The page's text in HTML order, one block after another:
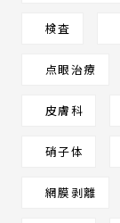
検査
点眼治療
皮膚科
硝子体
網膜剥離